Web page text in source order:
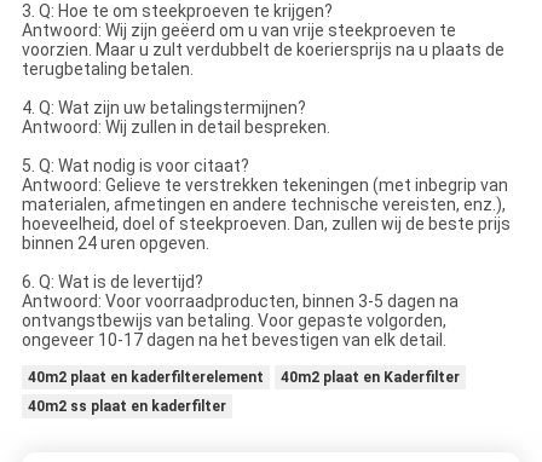
3. Q: Hoe te om steekproeven te krijgen?
Antwoord: Wij zijn geëerd om u van vrije steekproeven te
voorzien. Maar u zult verdubbelt de koeriersprijs na u plaats de
terugbetaling betalen.
4. Q: Wat zijn uw betalingstermijnen?
Antwoord: Wij zullen in detail bespreken.
5. Q: Wat nodig is voor citaat?
Antwoord: Gelieve te verstrekken tekeningen (met inbegrip van
materialen, afmetingen en andere technische vereisten, enz.),
hoeveelheid, doel of steekproeven. Dan, zullen wij de beste prijs
binnen 24 uren opgeven.
6. Q: Wat is de levertijd?
Antwoord: Voor voorraadproducten, binnen 3-5 dagen na
ontvangstbewijs van betaling. Voor gepaste volgorden,
ongeveer 10-17 dagen na het bevestigen van elk detail.
40m2 plaat en kaderfilterelement
40m2 plaat en Kaderfilter
40m2 ss plaat en kaderfilter